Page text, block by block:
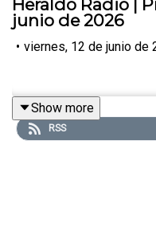
Heraldo Radio |
junio de 2026
• viernes, 12 de junio de
Show more
RSS